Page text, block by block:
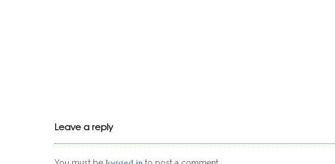
Leave a reply